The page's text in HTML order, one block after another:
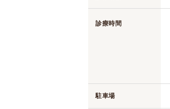
診療時間
駐車場